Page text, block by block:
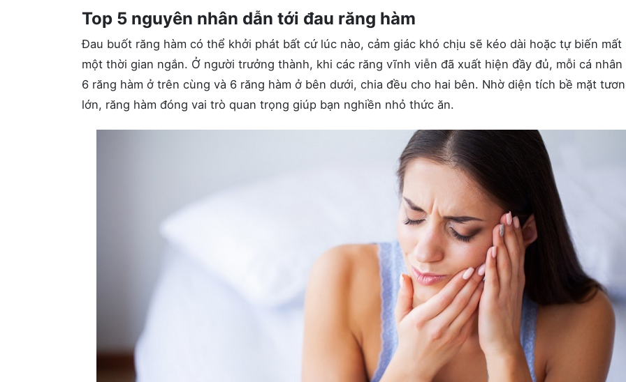
Top 5 nguyên nhân dẫn tới đau răng hàm
Đau buốt răng hàm có thể khởi phát bất cứ lúc nào, cảm giác khó chịu sẽ kéo dài hoặc tự biến mất
một thời gian ngắn. Ở người trưởng thành, khi các răng vĩnh viễn đã xuất hiện đầy đủ, mỗi cá nhân
6 răng hàm ở trên cùng và 6 răng hàm ở bên dưới, chia đều cho hai bên. Nhờ diện tích bề mặt
lớn, răng hàm đóng vai trò quan trọng giúp bạn nghiền nhỏ thức ăn.